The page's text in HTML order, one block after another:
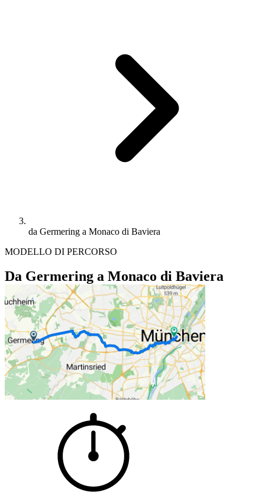
da Germering a Monaco di Baviera
MODELLO DI PERCORSO
Da Germering a Monaco di Baviera